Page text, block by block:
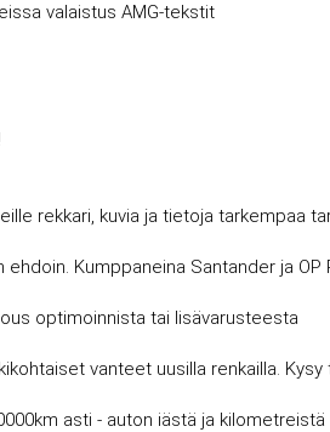
valaistus AMG-tekstit
rekkari, kuvia ja tietoja tarkempaa
Kumppaneina Santander ja OP
optimoinnista tai lisävarusteesta
vanteet uusilla renkailla. Kysy
asti - auton iästä ja kilometreistä